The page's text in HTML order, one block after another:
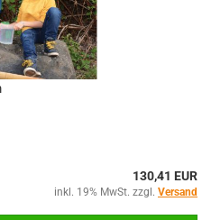
130,41 EUR
inkl. 19% MwSt. zzgl. Versand